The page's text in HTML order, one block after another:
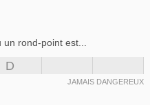
rond-point est...
D
JAMAIS DANGEREUX